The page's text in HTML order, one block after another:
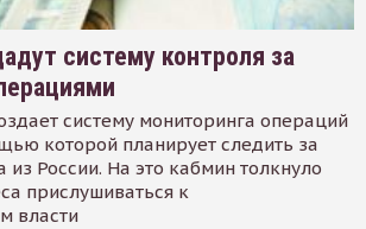
систему контроля за
систему мониторинга операций
которой планирует следить за
из России. На это кабмин толкнуло
прислушиваться к
власти